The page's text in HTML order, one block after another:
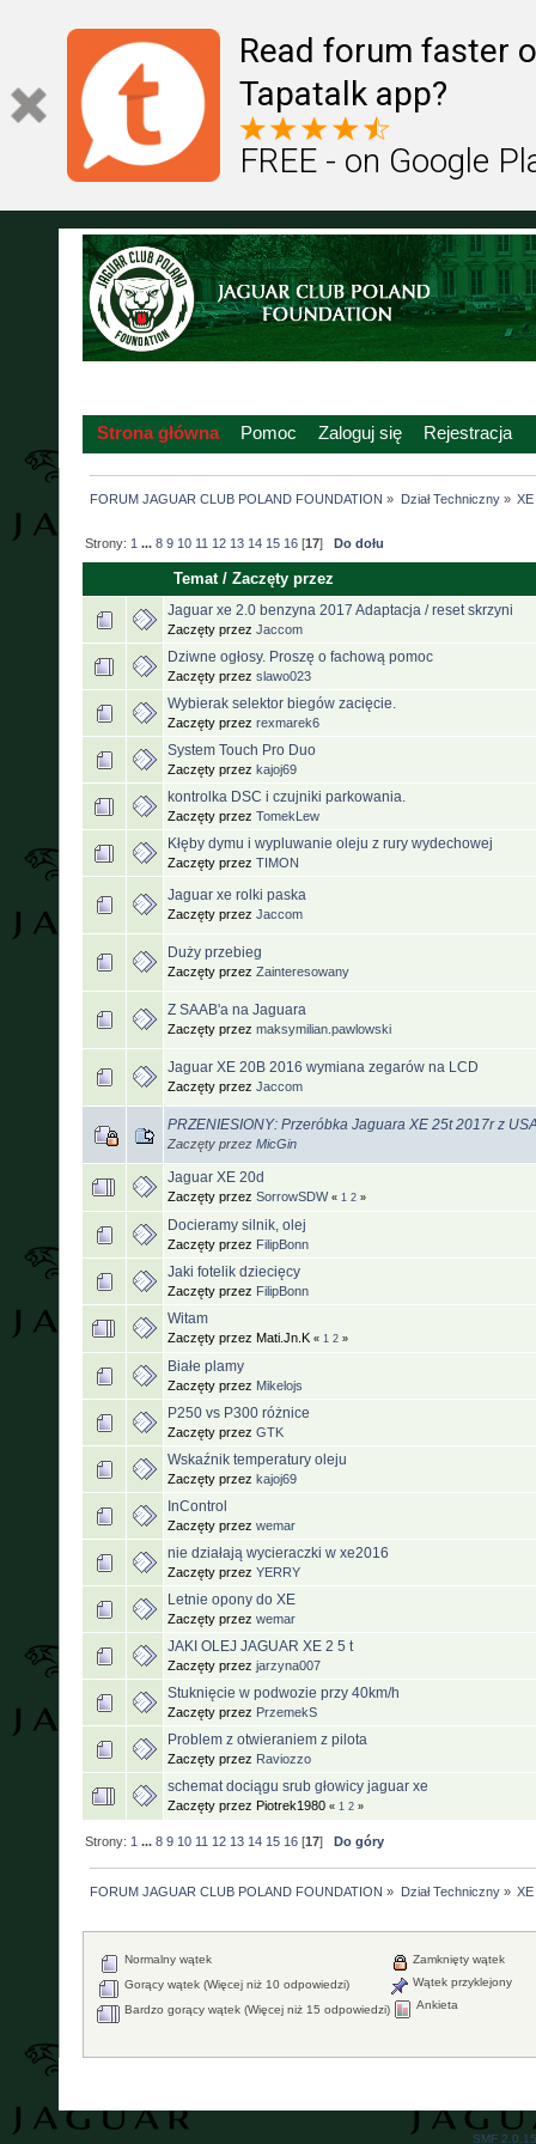
Read forum faster
Tapatalk app?
FREE - on Google
Strona główna Pomoc Zaloguj się Rejestracja
FORUM JAGUAR CLUB POLAND FOUNDATION » Dział Techniczny»
Strony: 1 ...8 9 10 11 12 13 14 15 16 [17] Do dołu
Temat/Zaczęty przez
Jaguar xe 2.0 benzyna 2017 Adaptacja / reset skrzyni
Zaczęty przez Jaccom
Dziwne ogłosy. Proszę o fachową pomoc
Zaczęty przez slawo023
Wybierak selektor biegów zacięcie.
Zaczęty przez rexmarek6
System Touch Pro Duo
Zaczęty przez kajoj69
kontrolka DSC i czujniki parkowania.
Zaczęty przez TomekLew
Kłęby dymu i wypluwanie oleju z rury wydechowej
Zaczęty przez TIMON
Jaguar xe rolki paska
Zaczęty przez Jaccom
Duży przebieg
Zaczęty przez Zainteresowany
Z SAAB'a na Jaguara
Zaczęty przez maksymilian.pawlowski
Jaguar XE 20B 2016 wymiana zegarów na LCD
Zaczęty przez Jaccom
PRZENIESIONY: Przeróbka Jaguara XE 25t 2017r z
Zaczęty przez MicGin
Jaguar XE 20d
Zaczęty przez SorrowSDW « 1 2 »
Docieramy silnik, olej
Zaczęty przez FilipBonn
Jaki fotelik dziecięcy
Zaczęty przez FilipBonn
Witam
Zaczęty przez Mati.Jn.K « 1 2 »
Białe plamy
Zaczęty przez Mikelojs
P250 vs P300 różnice
Zaczęty przez GTK
Wskaźnik temperatury oleju
Zaczęty przez kajoj69
InControl
Zaczęty przez wemar
nie działają wycieraczki w xe2016
Zaczęty przez YERRY
Letnie opony do XE
Zaczęty przez wemar
JAKI OLEJ JAGUAR XE 2 5 t
Zaczęty przez jarzyna007
Stuknięcie w podwozie przy 40km/h
Zaczęty przez PrzemekS
Problem z otwieraniem z pilota
Zaczęty przez Raviozzo
schemat dociągu srub głowicy jaguar xe
Zaczęty przez Piotrek1980 « 1 2 »
Strony: 1 ...8 9 10 11 12 13 14 15 16 [17]Do góry
FORUM JAGUAR CLUB POLAND FOUNDATION » Dział Techniczny»
Normalny wątek
Gorący wątek (Więcej niż 10 odpowiedzi)
Bardzo gorący wątek (Więcej niż 15 odpowiedzi)
Zamknięty wątek
Wątek przyklejony
Ankieta
SMF 2.0.15